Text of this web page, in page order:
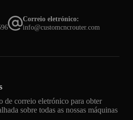
Correio eletrónico:
info@customcncrouter.com
de correio eletrónico para obter
sobre todas as nossas máquinas